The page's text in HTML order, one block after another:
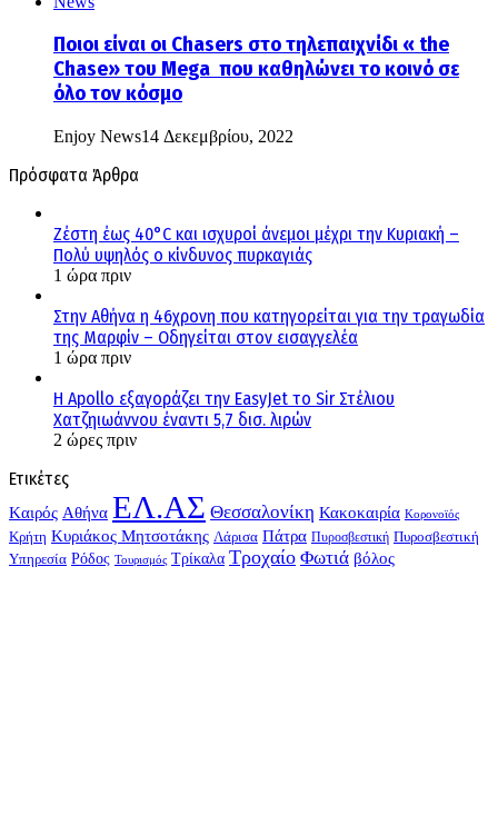
Ποιοι είναι οι Chasers στο τηλεπαιχνίδι « the
Chase» του Mega που καθηλώνει το κοινό σε
όλο τον κόσμο
Enjoy News14 Δεκεμβρίου, 2022
Πρόσφατα Άρθρα
Ζέστη έως 40°C και ισχυροί άνεμοι μέχρι την Κυριακή –
Πολύ υψηλός ο κίνδυνος πυρκαγιάς
1 ώρα πριν
Στην Αθήνα η 46χρονη που κατηγορείται για την τραγωδία
της Μαρφίν – Οδηγείται στον εισαγγελέα
1 ώρα πριν
Η Apollo εξαγοράζει την EasyJet το Sir Στέλιου
Χατζηιωάννου έναντι 5,7 δισ. λιρών
2 ώρες πριν
Ετικέτες
Kαιρός Αθήνα ΕΛ.ΑΣ Θεσσαλονίκη Κακοκαιρία Κορονοϊός
Κρήτη Κυριάκος Μητσοτάκης Λάρισα Πάτρα Πυροσβεστική Πυροσβεστική
Υπηρεσία Ρόδος Τουρισμός Τρίκαλα Τροχαίο Φωτιά βόλος